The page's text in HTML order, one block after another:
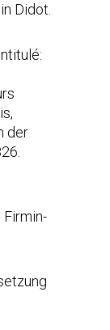
Didot.
der
Firmin-